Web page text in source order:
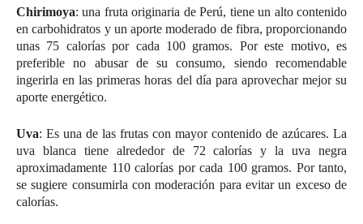
Chirimoya: una fruta originaria de Perú, tiene un alto contenido
en carbohidratos y un aporte moderado de fibra, proporcionando
unas 75 calorías por cada 100 gramos. Por este motivo, es
preferible no abusar de su consumo, siendo recomendable
ingerirla en las primeras horas del día para aprovechar mejor su
aporte energético.
Uva: Es una de las frutas con mayor contenido de azúcares. La
uva blanca tiene alrededor de 72 calorías y la uva negra
aproximadamente 110 calorías por cada 100 gramos. Por tanto,
se sugiere consumirla con moderación para evitar un exceso de
calorías.